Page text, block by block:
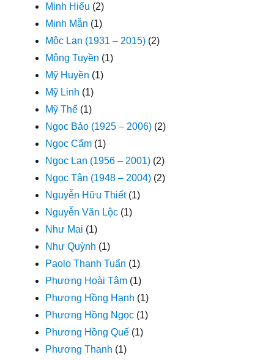
Minh Hiếu (2)
Minh Mẫn (1)
Mộc Lan (1931 – 2015) (2)
Mộng Tuyền (1)
Mỹ Huyền (1)
Mỹ Linh (1)
Mỹ Thể (1)
Ngọc Bảo (1925 – 2006) (2)
Ngọc Cẩm (1)
Ngọc Lan (1956 – 2001) (2)
Ngọc Tân (1948 – 2004) (2)
Nguyễn Hữu Thiết(1)
Nguyễn Văn Lộc (1)
Như Mai (1)
Như Quỳnh (1)
Paolo Thanh Tuấn (1)
Phương Hoài Tâm (1)
Phương Hồng Hạnh (1)
Phương Hồng Ngọc (1)
Phương Hồng Quế (1)
Phương Thanh (1)